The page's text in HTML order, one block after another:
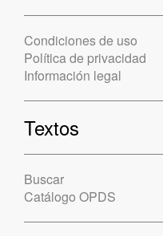
Condiciones de uso
Política de privacidad
Información legal
Textos
Buscar
Catálogo OPDS